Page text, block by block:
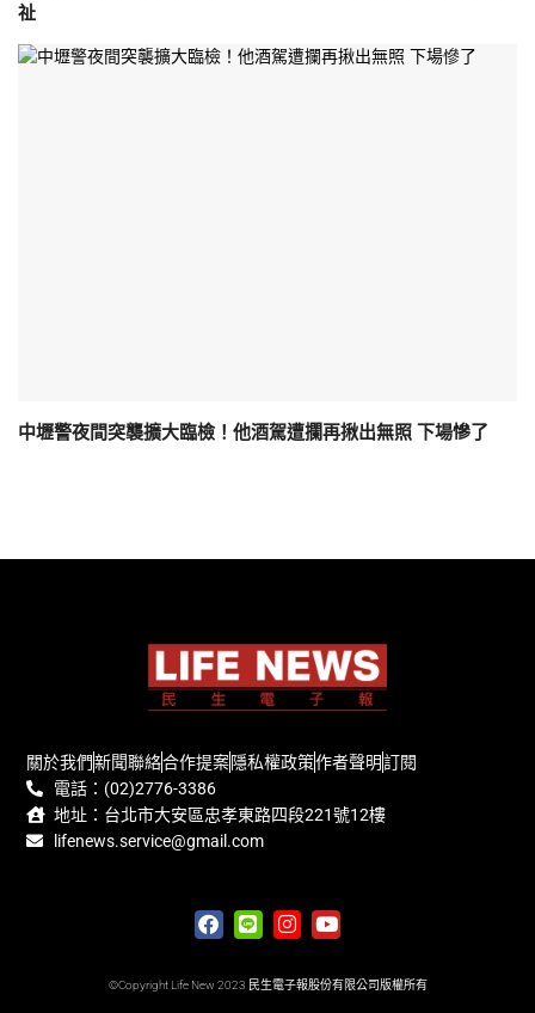
祉
中壢警夜間突襲擴大臨檢！他酒駕遭攔再揪出無照 下場慘了
關於我們新聞聯絡合作提案隱私權政策作者聲明訂閱
電話：(02)2776-3386
地址：台北市大安區忠孝東路四段221號12樓
lifenews.service@gmail.com
©Copyright Life New 2023 民生電子報股份有限公司版權所有